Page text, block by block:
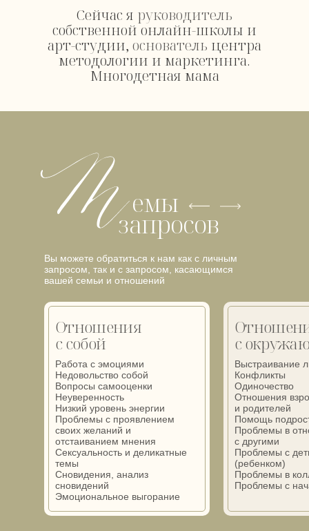
Сейчас я руководитель
собственной онлайн-школы и
арт-студии, основатель центра
методологии и маркетинга.
Многодетная мама
запросов
Вы можете обратиться к нам как с личным
запросом, так и с запросом, касающимся
вашей семьи и отношений
емы
Отношения
с собой
Работа с эмоциями
Недовольство собой
Вопросы самооценки
Неуверенность
Низкий уровень энергии
Проблемы с проявлением
своих желаний и
отстаиванием мнения
Сексуальность и деликатные
темы
Сновидения, анализ
сновидений
Эмоциональное выгорание
с
Выстраивание
Конфликты
Одиночество
Отношения
и родителей
Помощь
Проблемы в
с другими
Проблемы с
(ребенком)
Проблемы в
Проблемы с